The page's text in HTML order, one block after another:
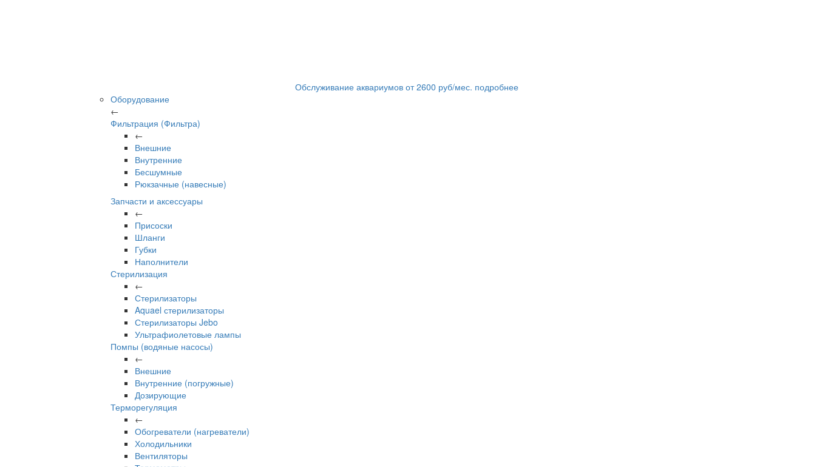
Обслуживание аквариумов от2600 руб/мес. подробнее
Оборудование
←
Фильтрация (Фильтра)
←
Внешние
Внутренние
Бесшумные
Рюкзачные (навесные)
Запчасти и аксессуары
←
Присоски
Шланги
Губки
Наполнители
Стерилизация
←
Стерилизаторы
Aquael стерилизаторы
Стерилизаторы Jebo
Ультрафиолетовые лампы
Помпы (водяные насосы)
←
Внешние
Внутренние (погружные)
Дозирующие
Терморегуляция
←
Обогреватели (нагреватели)
Холодильники
Вентиляторы